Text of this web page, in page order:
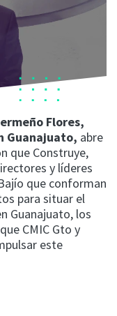
Flores,
Guanajuato, abre
que Construye,
y líderes
que conforman
para situar el
Guanajuato, los
CMIC Gto y
este